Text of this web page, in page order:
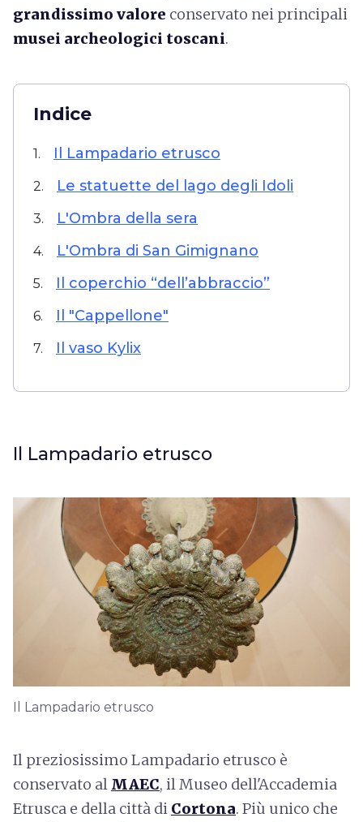
grandissimo valore conservato nei principali
musei archeologici toscani.
Indice
1. Il Lampadario etrusco
2. Le statuette del lago degli Idoli
3. L'Ombra della sera
4. L'Ombra di San Gimignano
5. Il coperchio “dell’abbraccio”
6. Il "Cappellone"
7. Il vaso Kylix
Il Lampadario etrusco
Il Lampadario etrusco
Il preziosissimo Lampadario etrusco è
conservato al MAEC, il Museo dell'Accademia
Etrusca e della città di Cortona. Più unico che